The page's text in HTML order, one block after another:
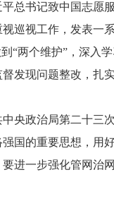
总书记致中国志愿
视工作，发表一系
“两个维护”，深入
发现问题整改，扎
政治局第二十三次
国的重要思想，用
进一步强化管网治